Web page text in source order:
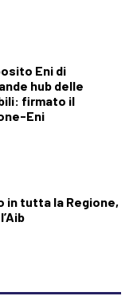
Eni di
hub delle
firmato il
Eni
in tutta la Regione,